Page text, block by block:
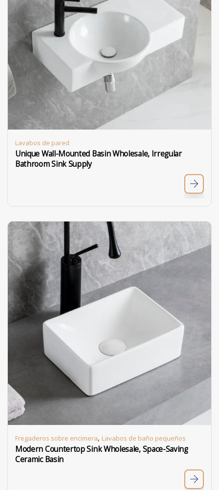
Lavabos de pared
Unique Wall-Mounted Basin Wholesale, Irregular
Bathroom Sink Supply
Fregaderos sobre encimera, Lavabos de baño pequeños
Modern Countertop Sink Wholesale, Space-Saving
Ceramic Basin